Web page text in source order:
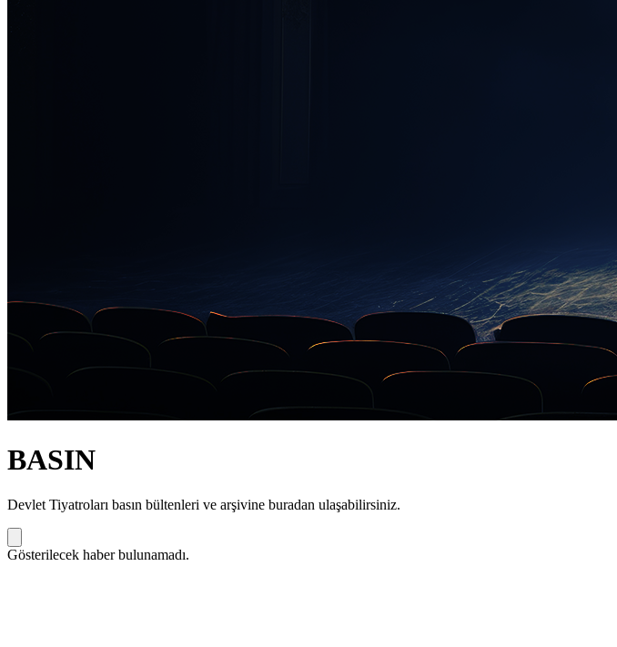
BASIN
Devlet Tiyatroları basın bültenleri ve arşivine buradan ulaşabilirsiniz.
Gösterilecek haber bulunamadı.